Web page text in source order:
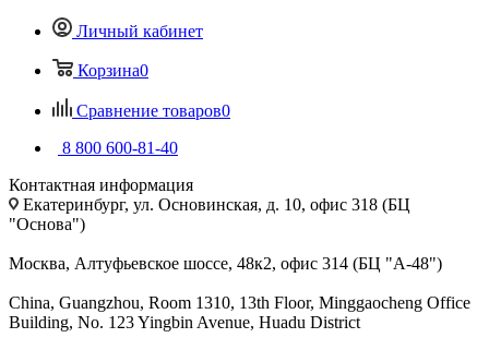
Личный кабинет
Корзина0
Сравнение товаров0
8 800 600-81-40
Контактная информация
Екатеринбург, ул. Основинская, д. 10, офис 318 (БЦ
"Основа")
Москва, Алтуфьевское шоссе, 48к2, офис 314 (БЦ "А-48")
China, Guangzhou, Room 1310, 13th Floor, Minggaocheng Office
Building, No. 123 Yingbin Avenue, Huadu District